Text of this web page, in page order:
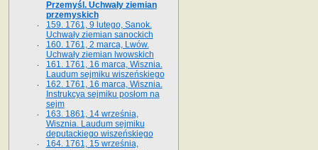
Przemyśl. Uchwały ziemian
przemyskich
159. 1761, 9 lutego, Sanok.
Uchwały ziemian sanockich
160. 1761, 2 marca, Lwów.
Uchwały ziemian lwowskich
161. 1761, 16 marca, Wisznia.
Laudum sejmiku wiszeńskiego
162. 1761, 16 marca, Wisznia.
Instrukcya sejmiku posłom na
sejm
163. 1861, 14 września,
Wisznia. Laudum sejmiku
deputackiego wiszeńskiego
164. 1761, 15 września,